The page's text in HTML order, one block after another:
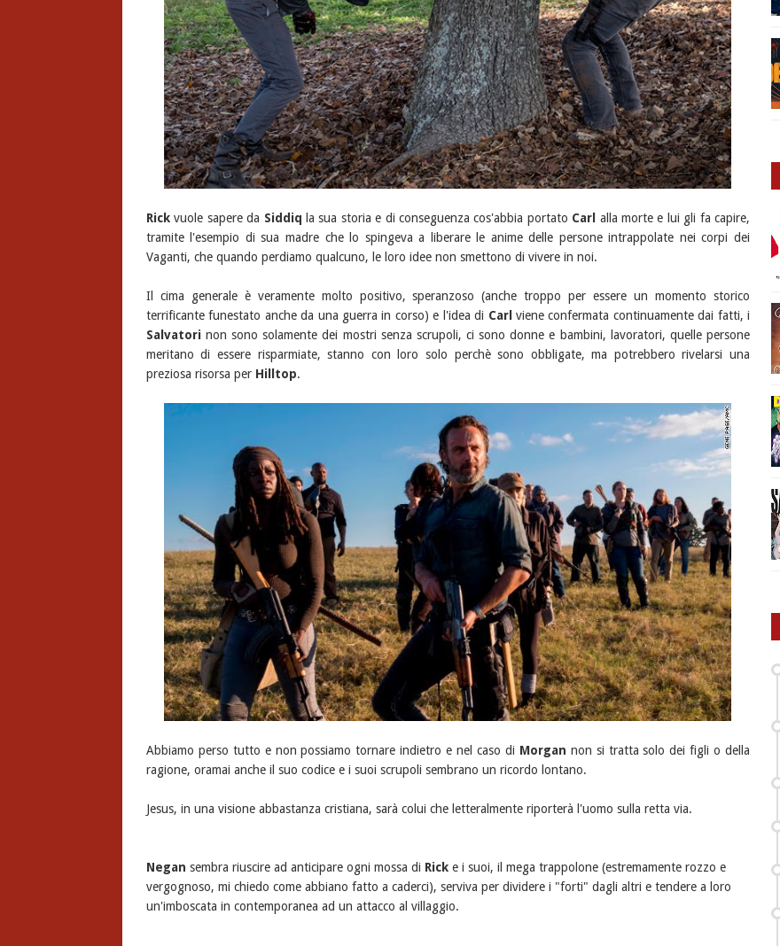
Rickvuole sapere da Siddiq la sua storia e di conseguenza cos'abbia portato Carl alla morte e lui gli fa capire,
tramite l'esempio di sua madre che lo spingeva a liberare le anime delle persone intrappolate nei corpi dei
Vaganti, che quando perdiamo qualcuno, le loro idee non smettono di vivere in noi.
Il cima generale è veramente molto positivo, speranzoso (anche troppo per essere un momento storico
terrificante funestato anche da una guerra in corso) e l'idea di Carl viene confermata continuamente dai fatti, i
Salvatorinon sono solamente dei mostri senza scrupoli, ci sono donne e bambini, lavoratori, quelle persone
meritano di essere risparmiate, stanno con loro solo perchè sono obbligate, ma potrebbero rivelarsi una
preziosa risorsa per Hilltop.
Abbiamo perso tutto e non possiamo tornare indietro e nel caso di Morgan non si tratta solo dei figli o della
ragione, oramai anche il suo codice e i suoi scrupoli sembrano un ricordo lontano.
Jesus, in una visione abbastanza cristiana, sarà colui che letteralmente riporterà l'uomo sulla retta via.
Negan sembra riuscire ad anticipare ogni mossa di Rick e i suoi, il mega trappolone (estremamente rozzo e
vergognoso, mi chiedo come abbiano fatto a caderci), serviva per dividere i "forti" dagli altri e tendere a loro
un'imboscata in contemporanea ad un attacco al villaggio.